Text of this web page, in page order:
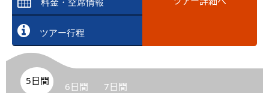
料金・空席情報
ツアー行程
5日間 6日間 7日間